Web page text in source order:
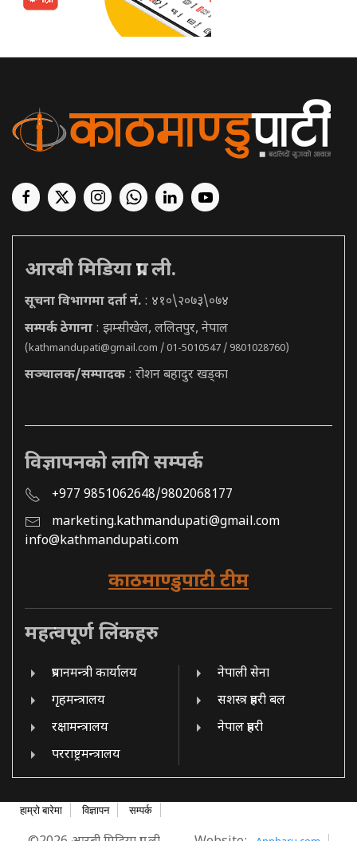
आरबी मिडिया प्रा. ली.
सूचना विभागमा दर्ता नं. : ४१०\२०७३\०७४
सम्पर्क ठेगाना : झम्सीखेल, ललितपुर, नेपाल
(kathmandupati@gmail.com / 01-5010547 / 9801028760)
सञ्चालक/सम्पादक : रोशन बहादुर खड्का
विज्ञापनको लागि सम्पर्क
+977 9851062648/9802068177
marketing.kathmandupati@gmail.com
info@kathmandupati.com
काठमाण्डुपाटी टीम
महत्वपूर्ण लिंकहरु
प्रधानमन्त्री कार्यालय
गृहमन्त्रालय
रक्षामन्त्रालय
परराष्ट्रमन्त्रालय
नेपाली सेना
सशस्त्र प्रहरी बल
नेपाल प्रहरी
हाम्रो बारेमा विज्ञापन सम्पर्क